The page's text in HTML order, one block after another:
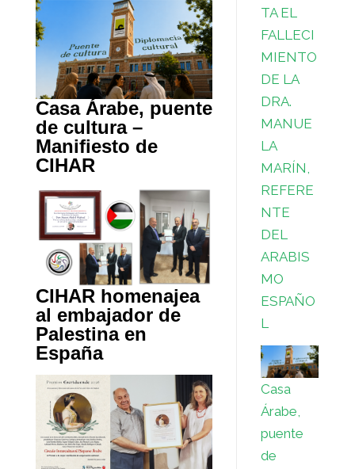
Casa Árabe, puente
de cultura –
Manifiesto de
CIHAR
CIHAR homenajea
al embajador de
Palestina en
España
TA EL
FALLECI
MIENTO
DE LA
DRA.
MANUE
LA
MARÍN,
REFERE
NTE
DEL
ARABIS
MO
ESPAÑO
L
Casa
Árabe,
puente
de